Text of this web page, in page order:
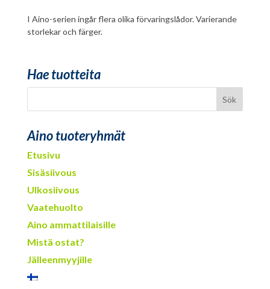
I Aino-serien ingår flera olika förvaringslådor. Varierande
storlekar och färger.
Hae tuotteita
Aino tuoteryhmät
Etusivu
Sisäsiivous
Ulkosiivous
Vaatehuolto
Aino ammattilaisille
Mistä ostat?
Jälleenmyyjille